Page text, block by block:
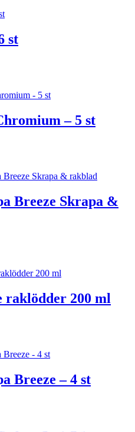
st
– 5 st
Breeze Skrapa &
raklödder 200 ml
Breeze – 4 st